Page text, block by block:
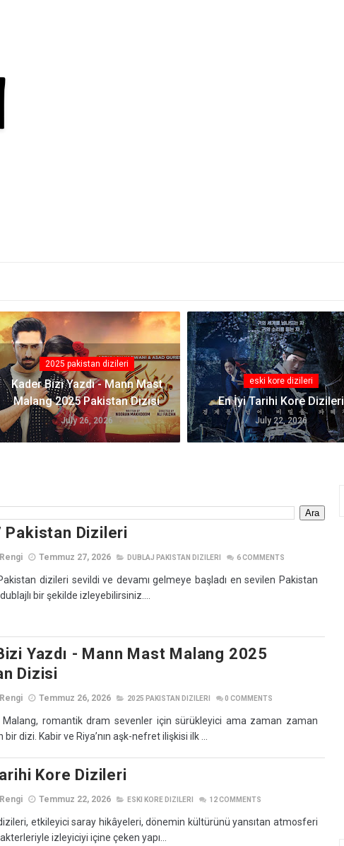
2025 pakistan dizileri
Kader Bizi Yazdı - Mann Mast
Malang 2025 Pakistan Dizisi
July 26, 2026
eski kore dizileri
En İyi Tarihi Kore Dizileri
July 22, 2026
Pakistan Dizileri
Temmuz 27, 2026 DUBLAJ PAKISTAN DIZILERI 6COMMENTS
dizileri sevildi ve devamı gelmeye başladı en sevilen Pakistan
bir şekilde izleyebilirsiniz....
Yazdı - Mann Mast Malang 2025
Dizisi
Temmuz 26, 2026 2025 PAKISTAN DIZILERI 0 COMMENTS
Malang, romantik dram sevenler için sürükleyici ama zaman zaman
bir dizi. Kabir ve Riya’nın aşk-nefret ilişkisi ilk ...
Kore Dizileri
Temmuz 22, 2026 ESKI KORE DIZILERI 12COMMENTS
etkileyici saray hikâyeleri, dönemin kültürünü yansıtan atmosferi
izleyiciyi içine çeken yapı...